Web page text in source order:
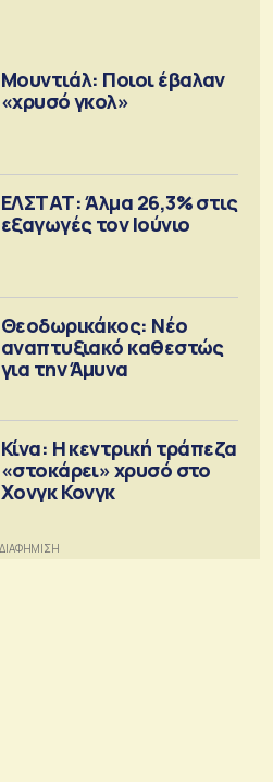
Μουντιάλ: Ποιοι έβαλαν
«χρυσό γκολ»
ΕΛΣΤΑΤ: Άλμα 26,3% στις
εξαγωγές τον Ιούνιο
Θεοδωρικάκος: Νέο
αναπτυξιακό καθεστώς
για την Άμυνα
Κίνα: Η κεντρική τράπεζα
«στοκάρει» χρυσό στο
Χονγκ Κονγκ